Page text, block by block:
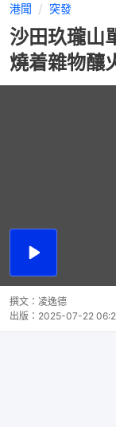
港聞 突發
沙田玖瓏山
燒着雜物釀
播
撰文： 凌逸德
出版： 2025-07-22